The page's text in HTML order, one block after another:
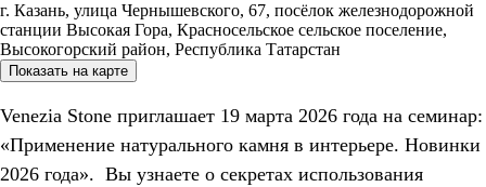
г. Казань, улица Чернышевского, 67, посёлок железнодорожной
станции Высокая Гора, Красносельское сельское поселение,
Высокогорский район, Республика Татарстан
Показать на карте
Venezia Stone приглашает 19 марта 2026 года на семинар:
«Применение натурального камня в интерьере. Новинки
2026 года». Вы узнаете о секретах использования